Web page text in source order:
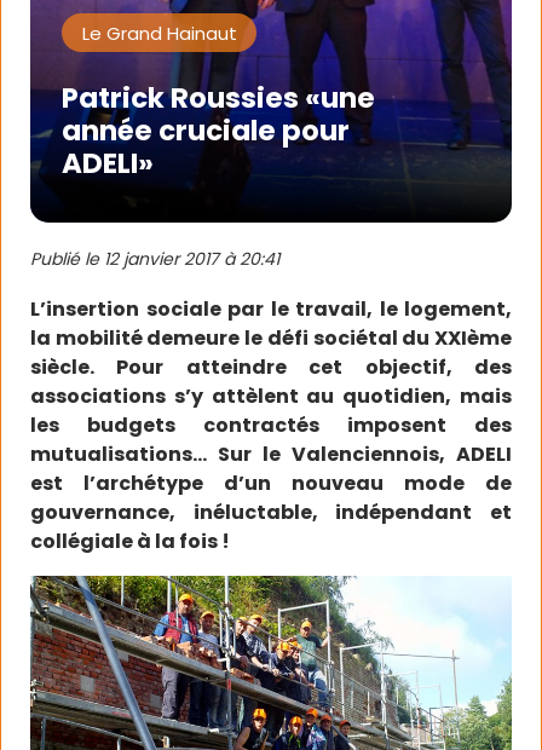
Le Grand Hainaut
Patrick Roussies «une
année cruciale pour
ADELI»
Publié le 12 janvier 2017 à 20:41
L’insertion sociale par le travail, le logement,
la mobilité demeure le défi sociétal du XXIème
siècle. Pour atteindre cet objectif, des
associations s’y attèlent au quotidien, mais
les budgets contractés imposent des
mutualisations… Sur le Valenciennois, ADELI
est l’archétype d’un nouveau mode de
gouvernance, inéluctable, indépendant et
collégiale à la fois !